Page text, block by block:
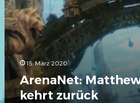
15. März 2020
ArenaNet:
kehrt zurück